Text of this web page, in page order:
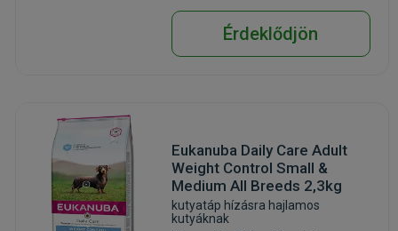
Érdeklődjön
Eukanuba Daily Care Adult
Weight Control Small &
Medium All Breeds 2,3kg
kutyatáp hízásra hajlamos
kutyáknak